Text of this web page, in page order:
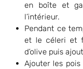
en boîte et
l’intérieur.
Pendant ce
et le céleri et
d’olive puis
Ajouter les